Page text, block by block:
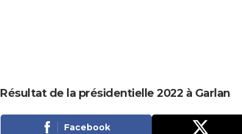
Résultat de la présidentielle 2022 à Garlan
Facebook